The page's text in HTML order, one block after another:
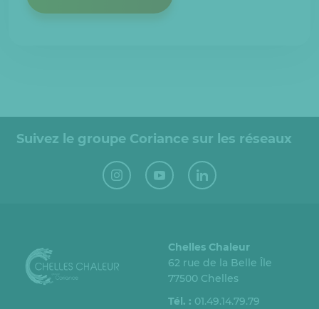
Suivez le groupe Coriance sur les réseaux
Chelles Chaleur
62 rue de la Belle Île
77500 Chelles
Tél. : 01.49.14.79.79